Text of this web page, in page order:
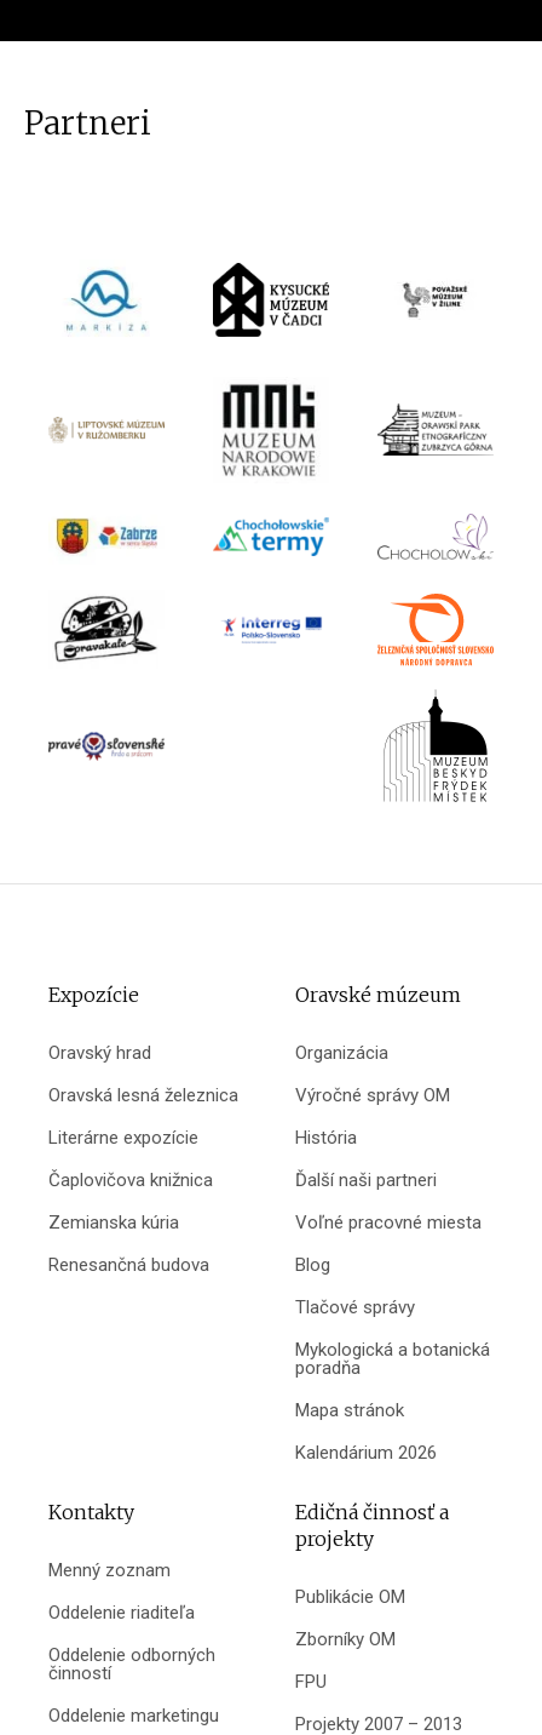
Partneri
Expozície
Oravský hrad
Oravská lesná železnica
Literárne expozície
Čaplovičova knižnica
Zemianska kúria
Renesančná budova
Oravské múzeum
Organizácia
Výročné správy OM
História
Ďalší naši partneri
Voľné pracovné miesta
Blog
Tlačové správy
Mykologická a botanická
poradňa
Mapa stránok
Kalendárium 2026
Kontakty
Menný zoznam
Oddelenie riaditeľa
Oddelenie odborných
činností
Oddelenie marketingu
Edičná činnosť a
projekty
Publikácie OM
Zborníky OM
FPU
Projekty 2007 – 2013